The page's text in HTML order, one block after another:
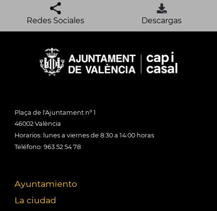
Redes Sociales Descargas
Plaça de l'Ajuntament nº 1
46002 València
Horarios: lunes a viernes de 8:30 a 14:00 horas
Teléfono: 963 52 54 78
Ayuntamiento
La ciudad